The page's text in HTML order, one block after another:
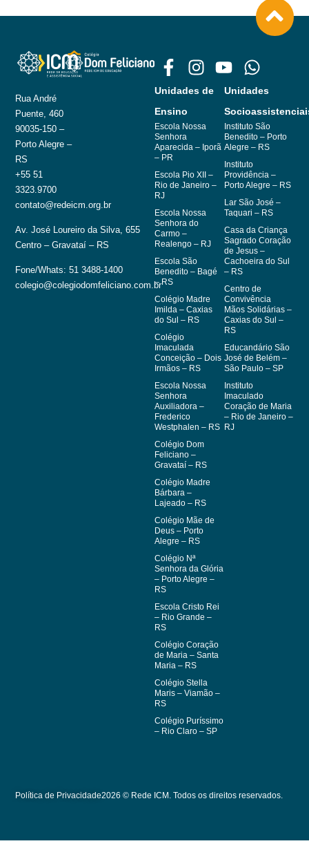
CIENTISTA
CURIOSIDADE E DESCOBERTA: ESTUDANTES DO
1º ANO DÃO SHOW EM MOSTRA CIENTÍFICA
CURIOSIDADE E DESCOBERTA: ESTUDANTES DO
2º ANO DÃO SHOW EM MOSTRA CIENTÍFICA
Rua André
Puente, 460
Porto Alegre –
RS
colegio@colegiodomfeliciano.com.br
Unidades de
Ensino
Senhora
Aparecida – Iporã
– PR
Escola Pio XII –
Rio de Janeiro –
RJ
Escola Nossa
Senhora do
Carmo –
Realengo – RJ
Escola São
Benedito – Bagé
– RS
Colégio Madre
do Sul – RS
Colégio
Conceição – Dois
Irmãos – RS
Senhora
Auxiliadora –
Frederico
Westphalen – RS
Colégio Dom
Feliciano –
Gravataí – RS
Colégio Madre
Bárbara –
Lajeado – RS
Colégio Mãe de
Deus – Porto
Alegre – RS
Colégio Nª
Senhora da Glória
– Porto Alegre –
RS
Escola Cristo Rei
Maria – RS
Unidades
Instituto São
Benedito – Porto
Alegre – RS
Instituto
Providência –
Porto Alegre – RS
Lar São José –
Casa da Criança
Sagrado Coração
Cachoeira do Sul
– RS
Centro de
Convivência